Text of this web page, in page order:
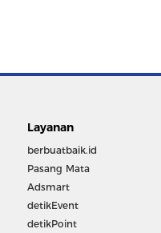
Layanan
berbuatbaik.id
Pasang Mata
Adsmart
detikEvent
detikPoint